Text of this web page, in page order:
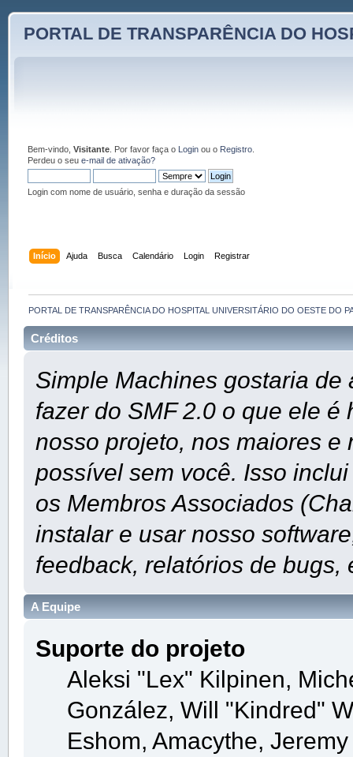
PORTAL DE TRANSPARÊNCIA DO
Bem-vindo, Visitante. Por favor faça o Loginou o Registro.
Perdeu o seu e-mail de ativação?
Login com nome de usuário, senha e duração da sessão
Início Ajuda Busca Calendário Login Registrar
PORTAL DE TRANSPARÊNCIA DO HOSPITAL UNIVERSITÁRIO DO OESTE DO
Créditos
Simple Machines gostaria
fazer do SMF 2.0 o que ele
nosso projeto, nos maiores
possível sem você. Isso
os Membros Associados
instalar e usar nosso
feedback, relatórios de bugs,
A Equipe
Suporte do projeto
Aleksi "Lex" Kilpinen,
González, Will "Kindred"
Eshom, Amacythe,